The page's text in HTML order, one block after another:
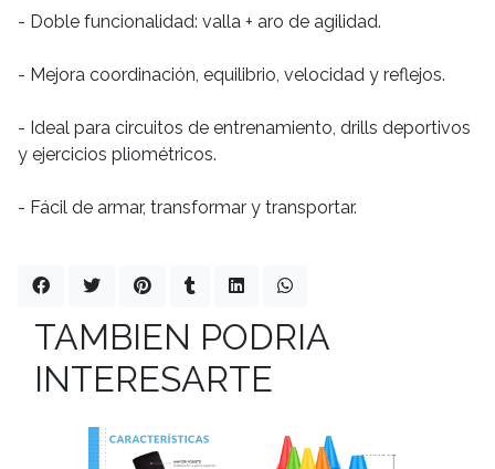
- Doble funcionalidad: valla + aro de agilidad.
- Mejora coordinación, equilibrio, velocidad y reflejos.
- Ideal para circuitos de entrenamiento, drills deportivos
y ejercicios pliométricos.
- Fácil de armar, transformar y transportar.
TAMBIEN PODRIA
INTERESARTE